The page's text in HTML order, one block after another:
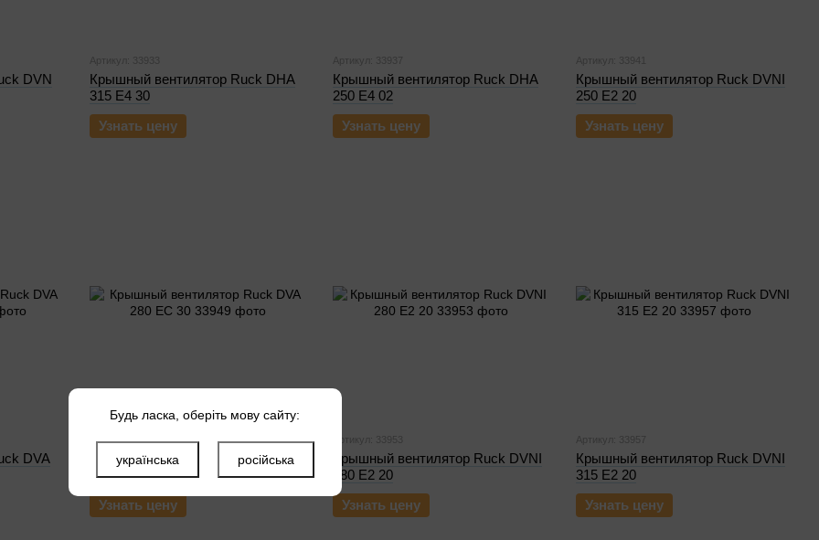
DVN
Артикул: 33933
Крышный вентилятор Ruck DHA
315 E4 30
Узнать цену
Артикул: 33937
Крышный вентилятор Ruck DHA
250 E4 02
Узнать цену
Артикул: 33941
Крышный вентилятор Ruck DVNI
250 E2 20
Узнать цену
DVA
Артикул: 33949
Крышный вентилятор Ruck DVA
280 EC 30
Узнать цену
Артикул: 33953
Крышный вентилятор Ruck DVNI
280 E2 20
Узнать цену
Артикул: 33957
Крышный вентилятор Ruck DVNI
315 E2 20
Узнать цену
Будь ласка, оберіть мову сайту:
українська російська